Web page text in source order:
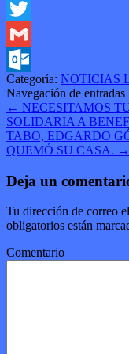
Messenger
Twitter
Gmail
Outlook.com
Categoría: NOTICIAS
Navegación de entradas
← NECESITAMOS
SOLIDARIA A
TABO, EDGARDO
QUEMÓ SU CASA. →
Deja un
Tu dirección de correo
obligatorios están
Comentario